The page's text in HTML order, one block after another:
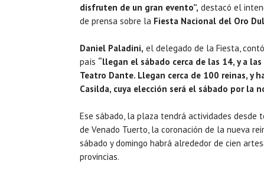
disfruten de un gran evento”, destacó el
de prensa sobre la Fiesta Nacional del Oro
Daniel Paladini, el delegado de la Fiesta,
país “llegan el sábado cerca de las 14, y a
Teatro Dante. Llegan cerca de 100 reinas, y
Casilda, cuya elección será el sábado por la
Ese sábado, la plaza tendrá actividades desde
de Venado Tuerto, la coronación de la nueva
sábado y domingo habrá alrededor de cien
provincias.